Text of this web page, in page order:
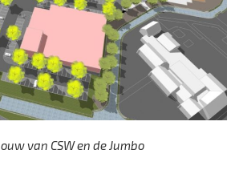
van CSW en de Jumbo